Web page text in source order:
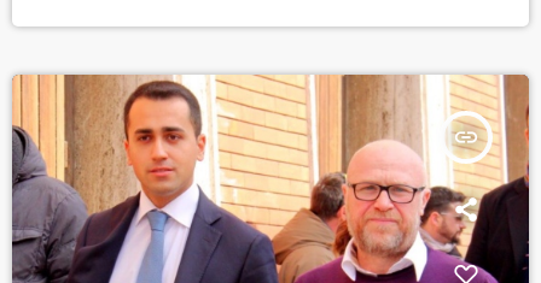
insert_link